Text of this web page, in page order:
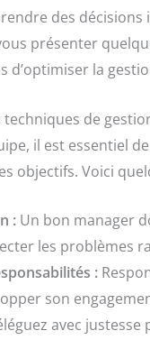
des
présenter
d’optimiser la
de
il est essentiel
objectifs. Voici
: Un bon manager
les problèmes
:
son
avec justesse